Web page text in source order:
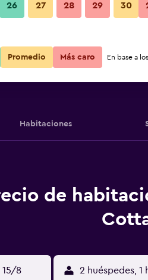
Ver precios
Habitaciones
de
15/8 2 huéspedes, 1
26 27 28 29 30
Promedio Más caro En base a